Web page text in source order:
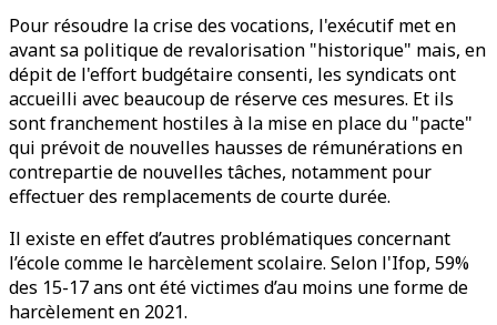
Pour résoudre la crise des vocations, l'exécutif met en
avant sa politique de revalorisation "historique" mais, en
dépit de l'effort budgétaire consenti, les syndicats ont
accueilli avec beaucoup de réserve ces mesures. Et ils
sont franchement hostiles à la mise en place du "pacte"
qui prévoit de nouvelles hausses de rémunérations en
contrepartie de nouvelles tâches, notamment pour
effectuer des remplacements de courte durée.
Il existe en effet d’autres problématiques concernant
l’école comme le harcèlement scolaire. Selon l'Ifop, 59%
des 15-17 ans ont été victimes d’au moins une forme de
harcèlement en 2021.